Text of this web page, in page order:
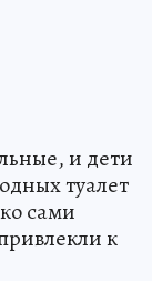
и дети
туалет
сами
к